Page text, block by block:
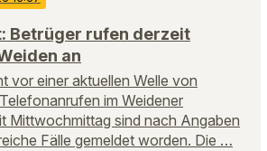
Betrüger rufen derzeit
an
vor einer aktuellen Welle von
im Weidener
Mittwochmittag sind nach Angaben
Fälle gemeldet worden. Die …